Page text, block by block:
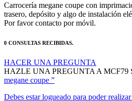
Carrocería megane coupe con
trasero, depósito y algo de instalación
Por favor contacto por móvil.
0 CONSULTAS RECIBIDAS.
HACER UNA PREGUNTA
HAZLE UNA PREGUNTA A MCF79
megane coupe ”
Debes estar logueado para poder